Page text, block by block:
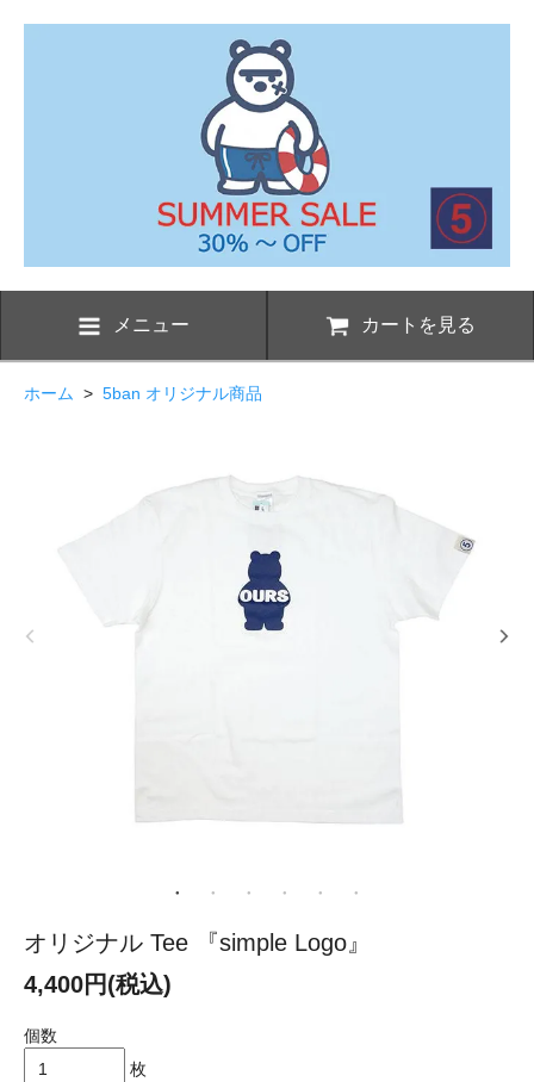
メニュー カートを見る
ホーム > 5ban オリジナル商品
オリジナル Tee 『simple Logo』
4,400円(税込)
個数
枚